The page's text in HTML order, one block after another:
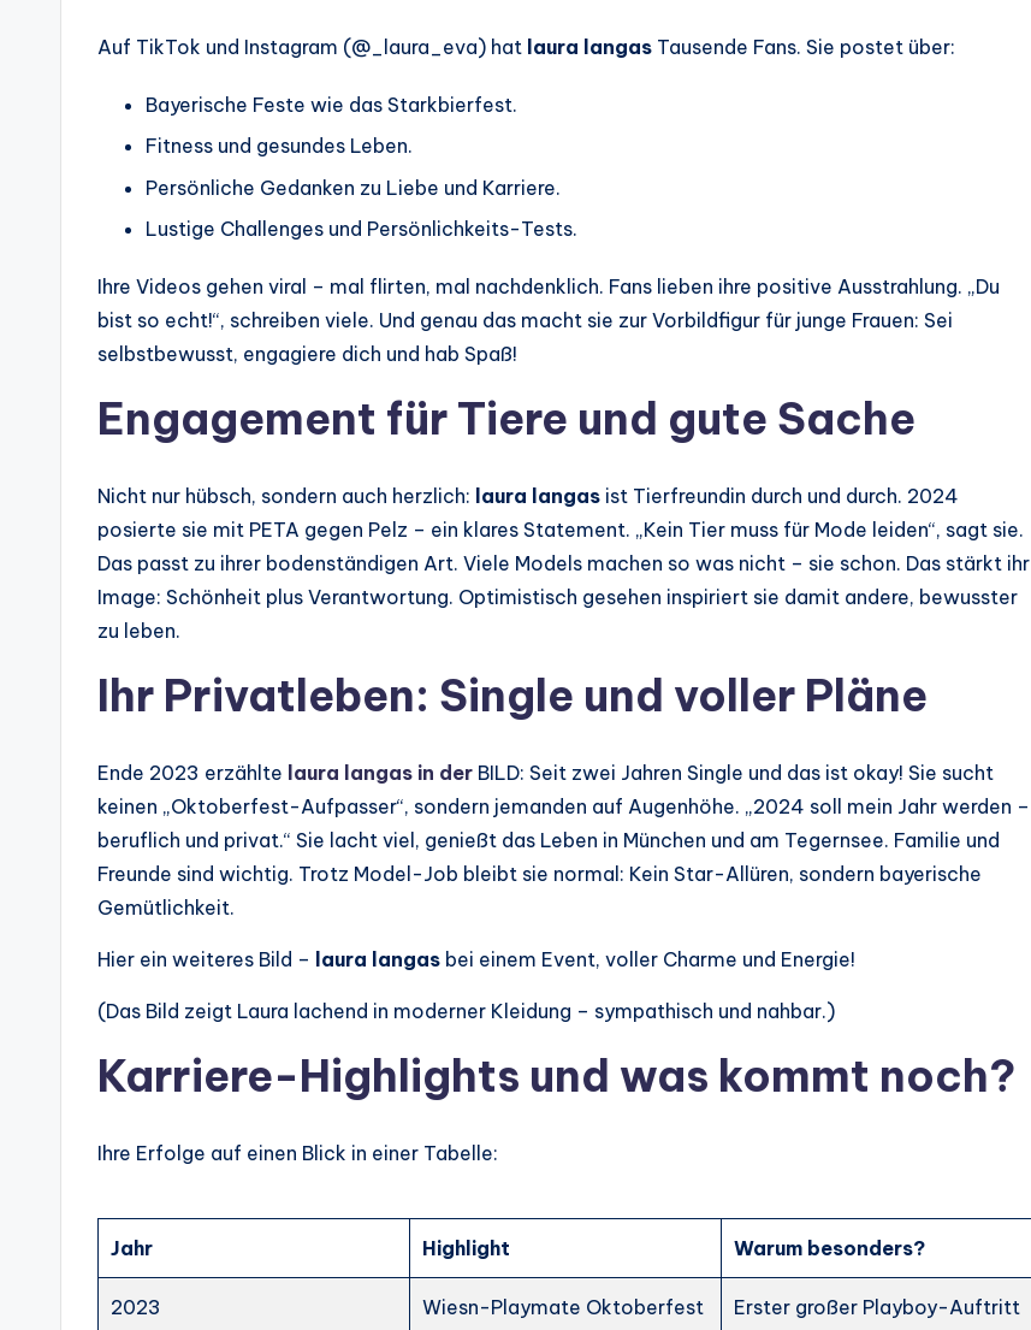
Auf TikTok und Instagram (@_laura_eva) hat laura langas Tausende Fans. Sie postet über:
Bayerische Feste wie das Starkbierfest.
Fitness und gesundes Leben.
Persönliche Gedanken zu Liebe und Karriere.
Lustige Challenges und Persönlichkeits-Tests.
Ihre Videos gehen viral – mal flirten, mal nachdenklich. Fans lieben ihre positive Ausstrahlung. „Du
bist so echt!“, schreiben viele. Und genau das macht sie zur Vorbildfigur für junge Frauen: Sei
selbstbewusst, engagiere dich und hab Spaß!
Engagement für Tiere und gute Sache
Nicht nur hübsch, sondern auch herzlich: laura langas ist Tierfreundin durch und durch. 2024
posierte sie mit PETA gegen Pelz – ein klares Statement. „Kein Tier muss für Mode leiden“, sagt sie.
Das passt zu ihrer bodenständigen Art. Viele Models machen so was nicht – sie schon. Das stärkt ihr
Image: Schönheit plus Verantwortung. Optimistisch gesehen inspiriert sie damit andere, bewusster
zu leben.
Ihr Privatleben: Single und voller Pläne
Ende 2023 erzählte laura langas in der BILD: Seit zwei Jahren Single und das ist okay! Sie sucht
keinen „Oktoberfest-Aufpasser“, sondern jemanden auf Augenhöhe. „2024 soll mein Jahr werden –
beruflich und privat.“ Sie lacht viel, genießt das Leben in München und am Tegernsee. Familie und
Freunde sind wichtig. Trotz Model-Job bleibt sie normal: Kein Star-Allüren, sondern bayerische
Gemütlichkeit.
Hier ein weiteres Bild – laura langas bei einem Event, voller Charme und Energie!
(Das Bild zeigt Laura lachend in moderner Kleidung – sympathisch und nahbar.)
Karriere-Highlights und was kommt noch?
Ihre Erfolge auf einen Blick in einer Tabelle:
Jahr Highlight Warum besonders?
2023 Wiesn-Playmate Oktoberfest Erster großer Playboy-Auftritt